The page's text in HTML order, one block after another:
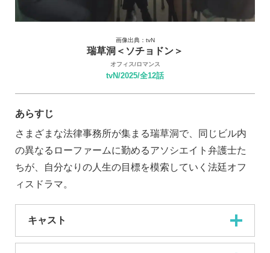
画像出典：tvN
瑞草洞＜ソチョドン＞
オフィス/ロマンス
tvN/2025/全12話
あらすじ
さまざまな法律事務所が集まる瑞草洞で、同じビル内
の異なるローファームに勤めるアソシエイト弁護士た
ちが、自分なりの人生の目標を模索していく法廷オフ
ィスドラマ。
キャスト